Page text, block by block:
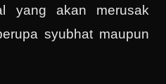
yang akan merusak
syubhat maupun